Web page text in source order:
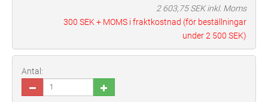
2 603,75SEK inkl. Moms
300 SEK + MOMS i fraktkostnad (för beställningar
under2 500 SEK)
Antal: